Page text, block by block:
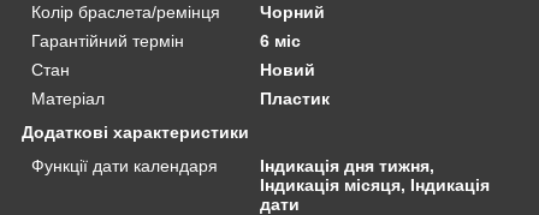
Колір браслета/ремінця
Чорний
Гарантійний термін
6 міс
Стан
Новий
Матеріал
Пластик
Додаткові характеристики
Функції дати календаря
Індикація дня тижня,
Індикація місяця, Індикація
дати